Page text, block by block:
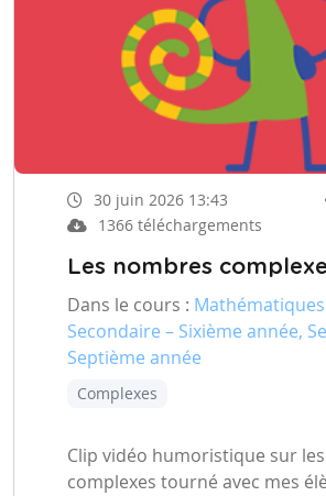
30 juin 2026 13:43
1366 téléchargements
Les nombres
Dans le cours : Mathématiques
Secondaire – Sixième année,
Septième année
Complexes
Clip vidéo humoristique sur
complexes tourné avec mes